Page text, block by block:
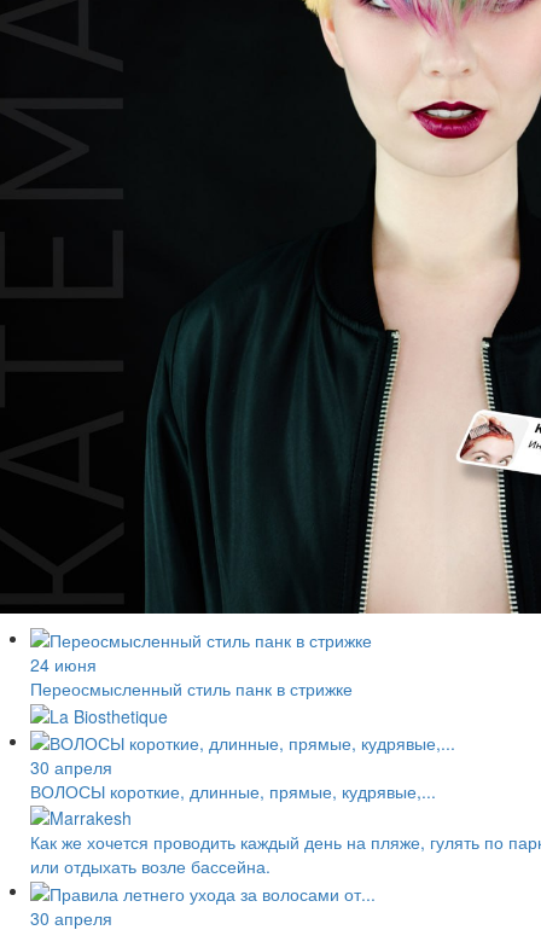
24 июня
Переосмысленный стиль панк в стрижке
30 апреля
ВОЛОСЫ короткие, длинные, прямые, кудрявые,...
Как же хочется проводить каждый день на пляже, гулять по
или отдыхать возле бассейна.
30 апреля